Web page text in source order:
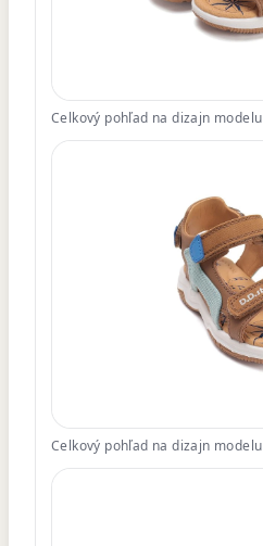
Celkový pohľad na dizajn modelu
Celkový pohľad na dizajn modelu